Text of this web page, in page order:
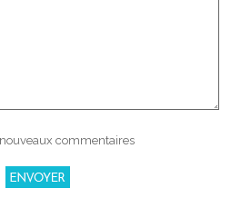
commentaires